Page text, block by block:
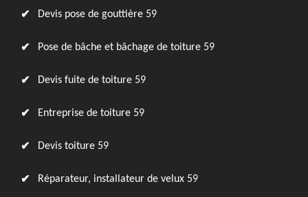
Devis pose de gouttière 59
Pose de bâche et bâchage de toiture 59
Devis fuite de toiture 59
Entreprise de toiture 59
Devis toiture 59
Réparateur, installateur de velux 59